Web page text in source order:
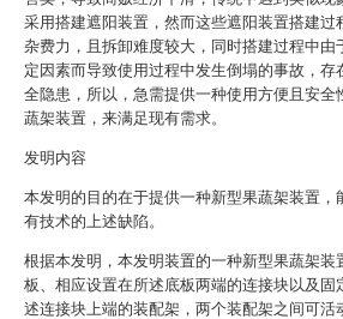
采用搭建遮阳装置，然而这些遮阳装置搭建过
杂费力，且拆卸难度较大，同时搭建过程中由
定因素而导致使用过程中发生倒塌的事故，存
全隐患，所以，急需提供一种使用方便且安全
蔬架装置，来满足现有需求。
发明内容
本发明的目的在于提供一种新型果蔬架装置，
有技术的上述缺陷。
根据本发明，本发明装置的一种新型果蔬架装
板、相应设置在所述底板两端的连接块以及固
述连接块上端的装配架，两个装配架之间可活